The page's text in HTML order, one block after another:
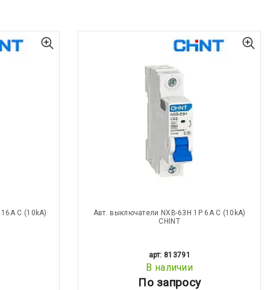
С (10kA)
Авт. выключатели NXB-63H 1P 6A С (10kA)
CHINT
арт: 813791
В наличии
По запросу